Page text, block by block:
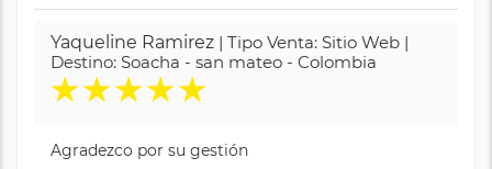
Yaqueline Ramirez | Tipo Venta: Sitio Web |
Destino: Soacha - san mateo - Colombia
★★★★★
Agradezco por su gestión